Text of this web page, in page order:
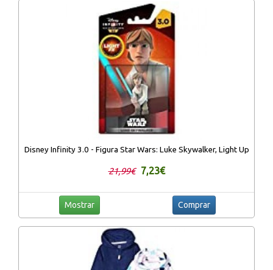
Disney Infinity 3.0 - Figura Star Wars: Luke Skywalker, Light Up
21,99€ 7,23€
Mostrar Comprar